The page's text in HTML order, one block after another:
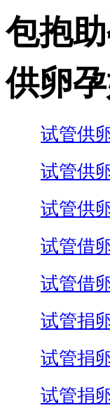
包抱
供卵
试管供
试管供
试管供
试管借
试管借
试管捐
试管捐
试管捐